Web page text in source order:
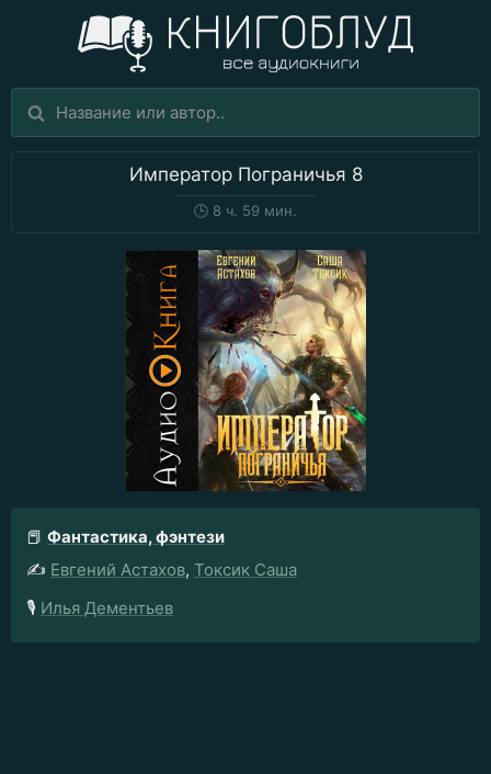
Император Пограничья 8
🕒 8 ч. 59 мин.
📕 Фантастика, фэнтези
✍️ Евгений Астахов, Токсик Саша
🎙️ Илья Дементьев